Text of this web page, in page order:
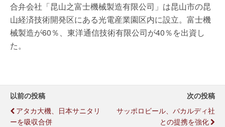
合弁会社「昆山之富士機械製造有限公司」は昆山市の昆
山経済技術開発区にある光電産業園区内に設立。富士機
械製造が60％、東洋通信技術有限公司が40％を出資し
た。
以前の投稿
アタカ大機、日本サニタリ
ーを吸収合併
次の投稿
サッポロビール、バカルディ社
との提携を強化